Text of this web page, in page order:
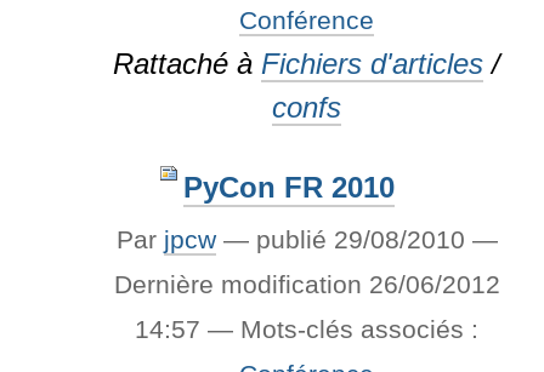
Conférence
Rattaché à Fichiers d'articles /
confs
PyCon FR 2010
Par jpcw — publié 29/08/2010 —
Dernière modification 26/06/2012
14:57— Mots-clés associés :